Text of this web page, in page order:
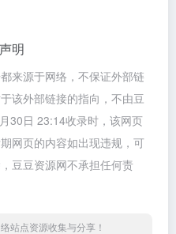
明
来源于网络，不保证外部链
该外部链接的指向，不由豆
30日 23:14收录时，该网页
网页的内容如出现违规，可
豆豆资源网不承担任何责
站点资源收集与分享！